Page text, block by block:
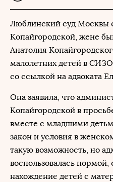
Люблинский суд Москвы
Копайгородской, жене
Анатолия
малолетних детей в
со ссылкой на адвоката
Она заявила, что
Копайгородской в
вместе с младшими
закон и условия в
такую возможность, но
воспользовалась нормой,
нахождение детей с